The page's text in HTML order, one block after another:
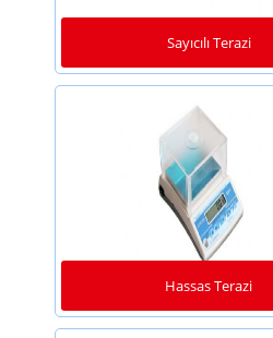
Sayıcılı Terazi
Hassas Terazi